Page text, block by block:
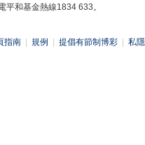
平和基金熱線1834 633。
指南 規例 提倡有節制博彩 私